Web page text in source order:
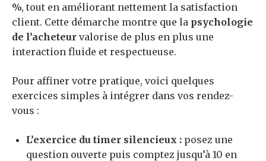
%, tout en améliorant nettement la satisfaction
client. Cette démarche montre que la psychologie
de l’acheteur valorise de plus en plus une
interaction fluide et respectueuse.
Pour affiner votre pratique, voici quelques
exercices simples à intégrer dans vos rendez-
vous :
L’exercice du timer silencieux : posez une
question ouverte puis comptez jusqu’à 10 en